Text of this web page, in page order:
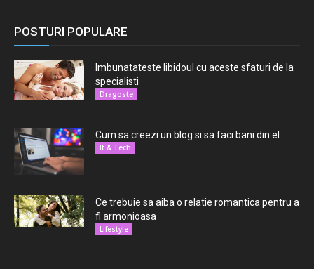
POSTURI POPULARE
Imbunatateste libidoul cu aceste sfaturi de la
specialisti
Dragoste
Cum sa creezi un blog si sa faci bani din el
It & Tech
Ce trebuie sa aiba o relatie romantica pentru a
fi armonioasa
Lifestyle